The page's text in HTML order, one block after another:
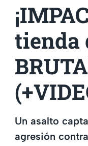
tienda
Un asalto
agresión